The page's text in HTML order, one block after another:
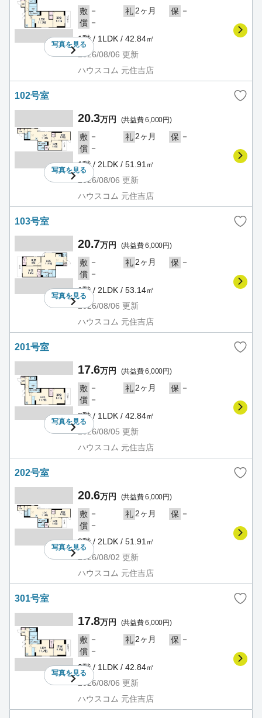
写真を見る
敷 － 礼 2ヶ月 保 －
償 －
1階 / 1LDK / 42.84㎡
2026/08/06 更新
ハウスコム 元住吉店
102号室
写真を見る
20.3万円 (共益費 6,000円)
敷 － 礼 2ヶ月 保 －
償 －
1階 / 2LDK / 51.91㎡
2026/08/06 更新
ハウスコム 元住吉店
103号室
写真を見る
20.7万円 (共益費 6,000円)
敷 － 礼 2ヶ月 保 －
償 －
1階 / 2LDK / 53.14㎡
2026/08/06 更新
ハウスコム 元住吉店
201号室
写真を見る
17.6万円 (共益費 6,000円)
敷 － 礼 2ヶ月 保 －
償 －
2階 / 1LDK / 42.84㎡
2026/08/05 更新
ハウスコム 元住吉店
202号室
写真を見る
20.6万円 (共益費 6,000円)
敷 － 礼 2ヶ月 保 －
償 －
2階 / 2LDK / 51.91㎡
2026/08/02 更新
ハウスコム 元住吉店
301号室
写真を見る
17.8万円 (共益費 6,000円)
敷 － 礼 2ヶ月 保 －
償 －
3階 / 1LDK / 42.84㎡
2026/08/06 更新
ハウスコム 元住吉店